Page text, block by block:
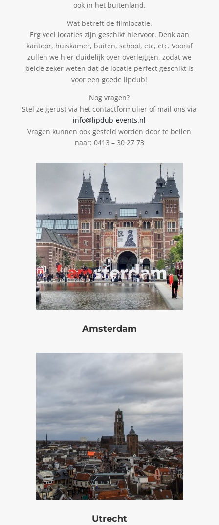
ook in het buitenland.
Wat betreft de filmlocatie.
Erg veel locaties zijn geschikt hiervoor. Denk aan
kantoor, huiskamer, buiten, school, etc, etc. Vooraf
zullen we hier duidelijk over overleggen, zodat we
beide zeker weten dat de locatie perfect geschikt is
voor een goede lipdub!
Nog vragen?
Stel ze gerust via het contactformulier of mail ons via
info@lipdub-events.nl
Vragen kunnen ook gesteld worden door te bellen
naar: 0413 – 30 27 73
Amsterdam
Utrecht